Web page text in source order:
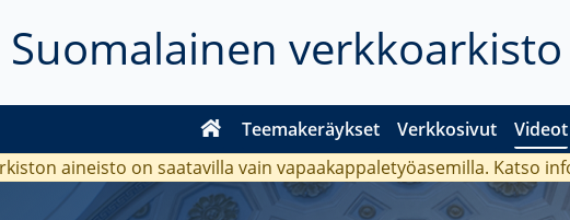
Suomalainen
Teemakeräykset Verkkosivut Videot
aineisto on saatavilla vain vapaakappaletyöasemilla. Katso